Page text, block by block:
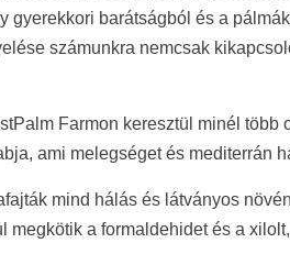
gyerekkori barátságból és a
számunkra nemcsak
Farmon keresztül minél
ami melegséget és mediterrán
mind hálás és látványos
megkötik a formaldehidet és a